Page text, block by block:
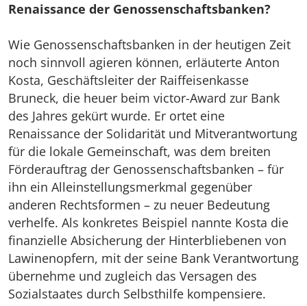
Renaissance der Genossenschaftsbanken?
Wie Genossenschaftsbanken in der heutigen Zeit
noch sinnvoll agieren können, erläuterte Anton
Kosta, Geschäftsleiter der Raiffeisenkasse
Bruneck, die heuer beim victor-Award zur Bank
des Jahres gekürt wurde. Er ortet eine
Renaissance der Solidarität und Mitverantwortung
für die lokale Gemeinschaft, was dem breiten
Förderauftrag der Genossenschaftsbanken – für
ihn ein Alleinstellungsmerkmal gegenüber
anderen Rechtsformen – zu neuer Bedeutung
verhelfe. Als konkretes Beispiel nannte Kosta die
finanzielle Absicherung der Hinterbliebenen von
Lawinenopfern, mit der seine Bank Verantwortung
übernehme und zugleich das Versagen des
Sozialstaates durch Selbsthilfe kompensiere.